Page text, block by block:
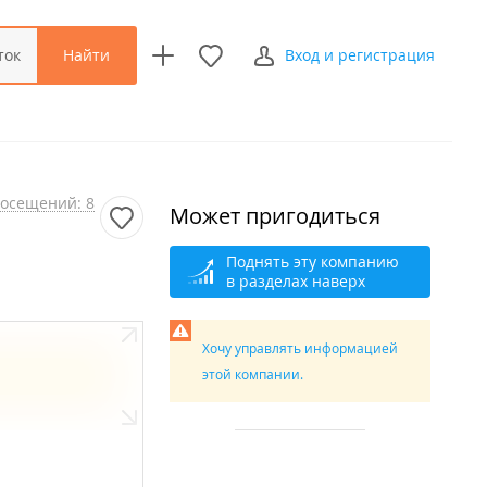
Найти Вход и регистрация
8 Может пригодиться
Поднять эту компанию
в разделах наверх
Хочу управлять информацией
этой компании.